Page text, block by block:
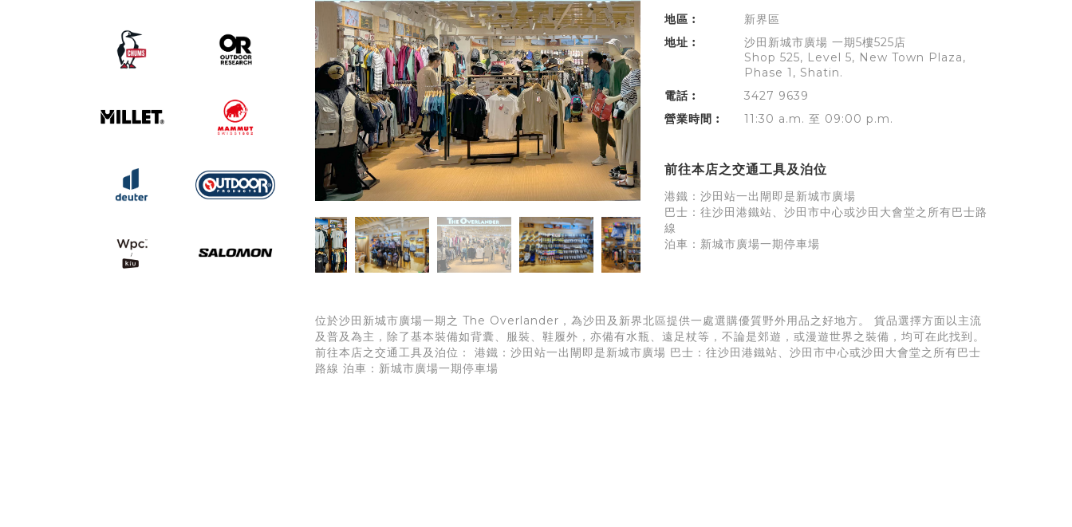
地區︰
新界區
地址︰
沙田新城市廣場 一期5樓525店
Shop 525, Level 5, New Town Plaza,
Phase 1, Shatin.
電話︰
3427 9639
營業時間︰
11:30 a.m. 至 09:00 p.m.
前往本店之交通工具及泊位
港鐵：沙田站一出閘即是新城市廣場
巴士：往沙田港鐵站、沙田市中心或沙田大會堂之所有巴士路
線
泊車：新城市廣場一期停車場
位於沙田新城市廣場一期之 The Overlander，為沙田及新界北區提供一處選購優質野外用品之好地方。 貨品選擇方面以主流
及普及為主，除了基本裝備如背囊、服裝、鞋履外，亦備有水瓶、遠足杖等，不論是郊遊，或漫遊世界之裝備，均可在此找到。
前往本店之交通工具及泊位： 港鐵：沙田站一出閘即是新城市廣場 巴士：往沙田港鐵站、沙田市中心或沙田大會堂之所有巴士
路線 泊車：新城市廣場一期停車場